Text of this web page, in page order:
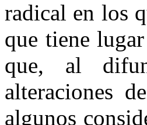
radical en los
que tiene
que, al
alteraciones
algunos